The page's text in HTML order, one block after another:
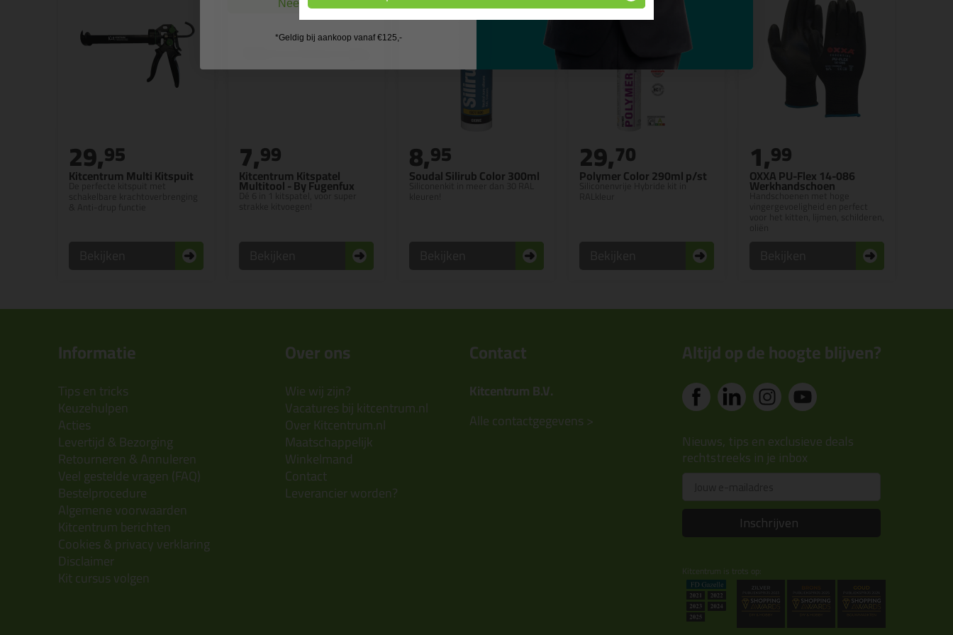
Kitcentrum Multi Kitspuit
De perfecte kitspuit met
29,95
Kitcentrum Kitspatel
Multitool - By Fugenfux
Dé 6 in 1 kitspatel, voor super
7,99
Soudal Silirub Color 300ml
Siliconenkit in meer dan 30 RAL
8,95
Polymer Color 290ml p/st
Siliconenvrije Hybride kit in
29,70
OXXA PU-Flex 14-086
Werkhandschoen
Handschoenen met hoge
1,99
Informatie
Tips en tricks
Keuzehulpen
Acties
Levertijd & Bezorging
Retourneren & Annuleren
Veel gestelde vragen (FAQ)
Bestelprocedure
Algemene voorwaarden
Kitcentrum berichten
Cookies & privacy verklaring
Disclaimer
Kit cursus volgen
Over ons
Wie wij zijn?
Vacatures bij kitcentrum.nl
Over Kitcentrum.nl
Maatschappelijk
Winkelmand
Contact
Leverancier worden?
Contact
Kitcentrum B.V.
Alle contactgegevens >
Altijd op de hoogte blijven?
Nieuws, tips en exclusieve deals
rechtstreeks in je inbox
Inschrijven
Kitcentrum is trots op:
Nee, ik wil geen cadeau
*Geldig bij aankoop vanaf €125,-